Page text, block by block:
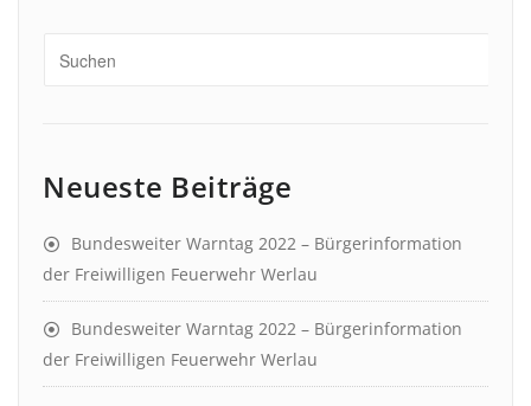
Neueste Beiträge
Bundesweiter Warntag 2022 – Bürgerinformation
der Freiwilligen Feuerwehr Werlau
Bundesweiter Warntag 2022 – Bürgerinformation
der Freiwilligen Feuerwehr Werlau